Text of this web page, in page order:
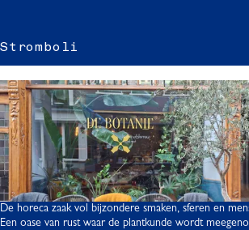
Stromboli
De horeca zaak vol bijzondere smaken, sferen en
Een oase van rust waar de plantkunde wordt